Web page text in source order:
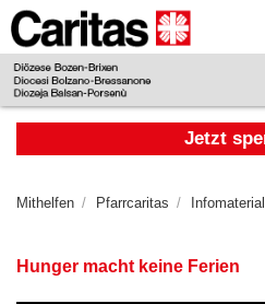
Zum
Hauptinhalt
springen
Jetzt
Mithelfen Pfarrcaritas Infomaterial
Hunger macht keine Ferien